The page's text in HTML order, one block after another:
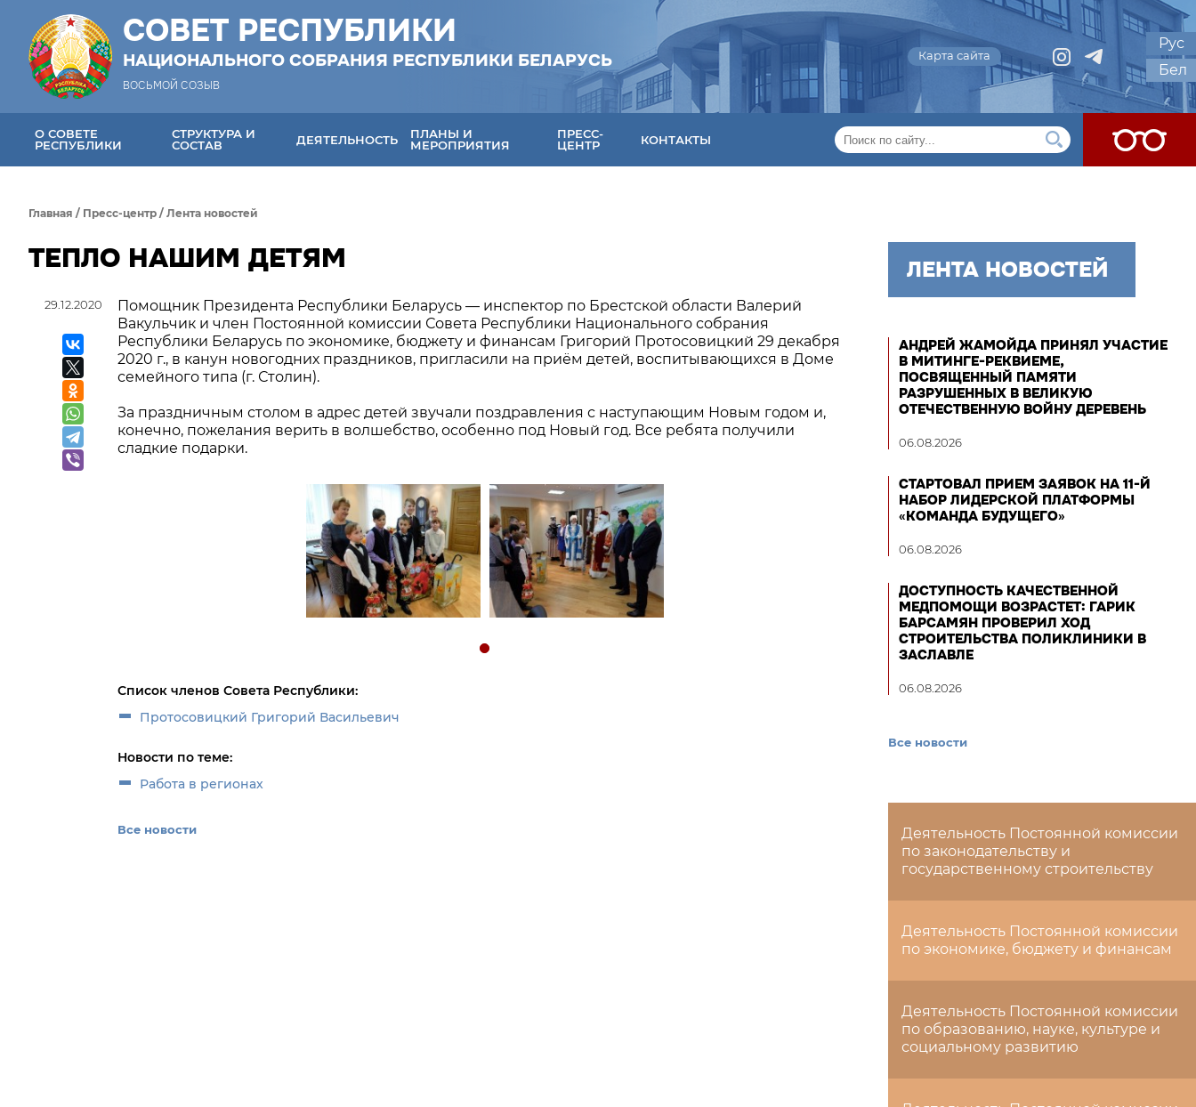
СОВЕТ РЕСПУБЛИКИ
НАЦИОНАЛЬНОГО СОБРАНИЯ РЕСПУБЛИКИ БЕЛАРУСЬ
ВОСЬМОЙ СОЗЫВ
Карта сайта
Рус
Бел
О СОВЕТЕ
РЕСПУБЛИКИ
СТРУКТУРА И
СОСТАВ
ДЕЯТЕЛЬНОСТЬ
ПЛАНЫ И
МЕРОПРИЯТИЯ
ПРЕСС-
ЦЕНТР
КОНТАКТЫ
Главная / Пресс-центр / Лента новостей
ТЕПЛО НАШИМ ДЕТЯМ
29.12.2020
Помощник Президента Республики Беларусь — инспектор по Брестской области Валерий
Вакульчик и член Постоянной комиссии Совета Республики Национального собрания
Республики Беларусь по экономике, бюджету и финансам Григорий Протосовицкий 29 декабря
2020 г., в канун новогодних праздников, пригласили на приём детей, воспитывающихся в Доме
семейного типа (г. Столин).
За праздничным столом в адрес детей звучали поздравления с наступающим Новым годом и,
конечно, пожелания верить в волшебство, особенно под Новый год. Все ребята получили
сладкие подарки.
Список членов Совета Республики:
Протосовицкий Григорий Васильевич
Новости по теме:
Работа в регионах
Все новости
ЛЕНТА НОВОСТЕЙ
АНДРЕЙ ЖАМОЙДА ПРИНЯЛ УЧАСТИЕ
В МИТИНГЕ-РЕКВИЕМЕ,
ПОСВЯЩЕННЫЙ ПАМЯТИ
РАЗРУШЕННЫХ В ВЕЛИКУЮ
ОТЕЧЕСТВЕННУЮ ВОЙНУ ДЕРЕВЕНЬ
06.08.2026
СТАРТОВАЛ ПРИЕМ ЗАЯВОК НА 11-Й
НАБОР ЛИДЕРСКОЙ ПЛАТФОРМЫ
«КОМАНДА БУДУЩЕГО»
06.08.2026
ДОСТУПНОСТЬ КАЧЕСТВЕННОЙ
МЕДПОМОЩИ ВОЗРАСТЕТ: ГАРИК
БАРСАМЯН ПРОВЕРИЛ ХОД
СТРОИТЕЛЬСТВА ПОЛИКЛИНИКИ В
ЗАСЛАВЛЕ
06.08.2026
Все новости
Деятельность Постоянной комиссии
по законодательству и
государственному строительству
Деятельность Постоянной комиссии
по экономике, бюджету и финансам
Деятельность Постоянной комиссии
по образованию, науке, культуре и
социальному развитию